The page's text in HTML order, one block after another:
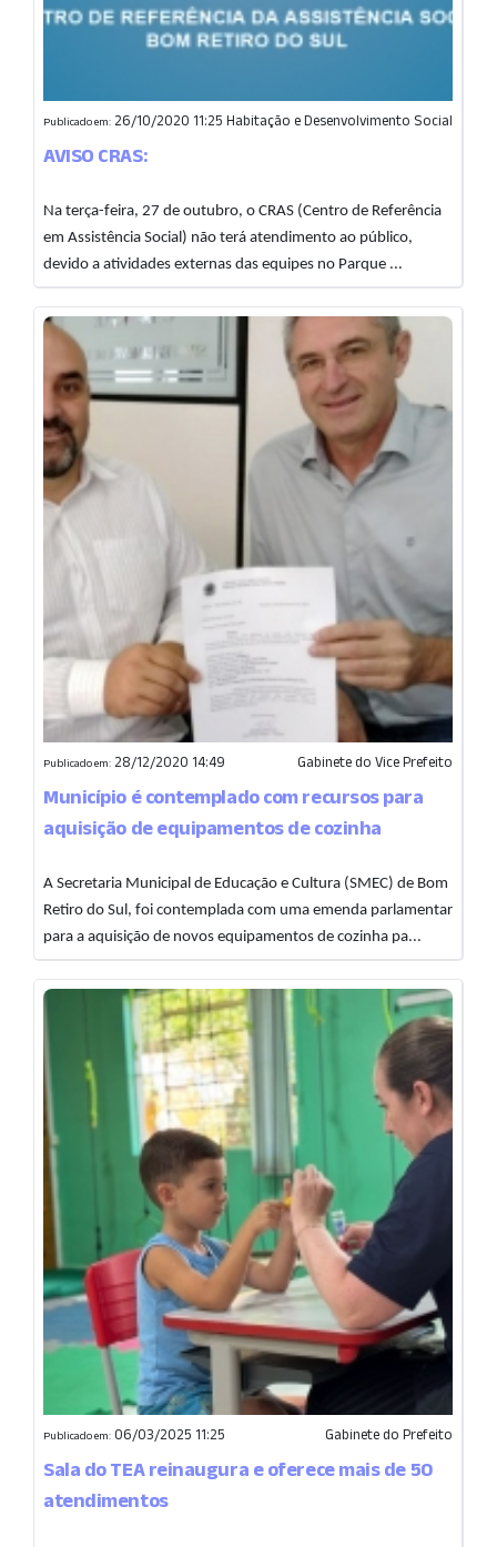
Publicado em: 26/10/2020 11:25 Habitação e Desenvolvimento Social
AVISO CRAS:
Na terça-feira, 27 de outubro, o CRAS (Centro de Referência
em Assistência Social) não terá atendimento ao público,
devido a atividades externas das equipes no Parque ...
Publicado em: 28/12/2020 14:49 Gabinete do Vice Prefeito
Município é contemplado com recursos para
aquisição de equipamentos de cozinha
A Secretaria Municipal de Educação e Cultura (SMEC) de Bom
Retiro do Sul, foi contemplada com uma emenda parlamentar
para a aquisição de novos equipamentos de cozinha pa...
Publicado em: 06/03/2025 11:25 Gabinete do Prefeito
Sala do TEA reinaugura e oferece mais de 50
atendimentos